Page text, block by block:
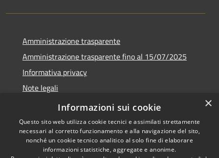
Amministrazione trasparente
Amministrazione trasparente fino al 15/07/2025
Informativa privacy
Note legali
Dichiarazione di accessibilità
Copyright © 2026 • Comune di
×
Informazioni sui cookie
Questo sito web utilizza cookie tecnici e assimilati strettamente
necessari al corretto funzionamento e alla navigazione del sito,
nonché un cookie tecnico analitico al solo fine di elaborare
informazioni statistiche, aggregate e anonime.